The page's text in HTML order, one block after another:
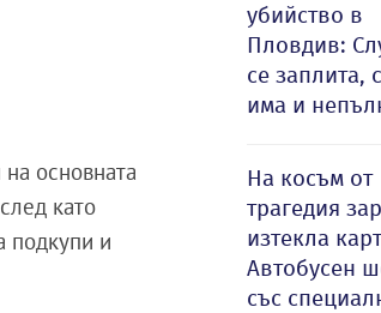
основната
като
подкупи и
убийство в
Пловдив:
се заплита,
има и
На косъм от
трагедия
изтекла
Автобусен
със